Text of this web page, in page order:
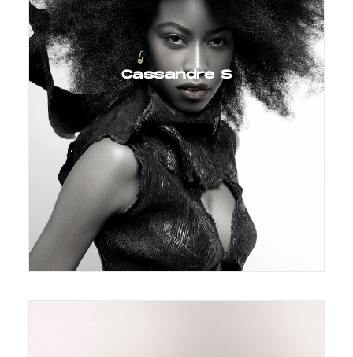
Cassandre S